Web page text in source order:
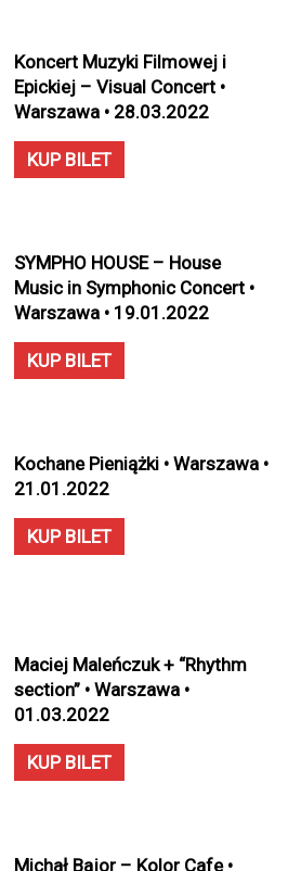
Koncert Muzyki Filmowej i
Epickiej – Visual Concert •
Warszawa • 28.03.2022
KUP BILET
SYMPHO HOUSE – House
Music in Symphonic Concert •
Warszawa • 19.01.2022
KUP BILET
Kochane Pieniążki • Warszawa •
21.01.2022
KUP BILET
Maciej Maleńczuk + “Rhythm
section” • Warszawa •
01.03.2022
KUP BILET
Michał Bajor – Kolor Cafe •